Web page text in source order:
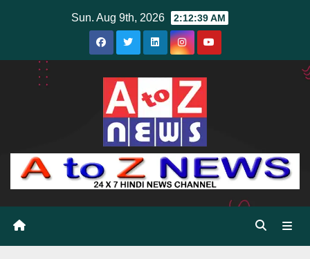
Sun. Aug 9th, 2026 2:12:40 AM